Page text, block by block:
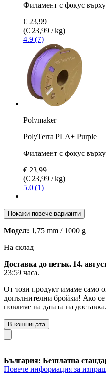
Филамент с фокус върху
€ 23,99
(€ 23,99 / kg)
4.9 (7)
Polymaker
PolyTerra PLA+ Purple
Филамент с фокус върху
€ 23,99
(€ 23,99 / kg)
5.0 (1)
Покажи повече варианти
Модел: 1,75 mm / 1000 g
На склад
Доставка до петък, 14.
23:59 часа.
От този продукт имаме само
допълнителни бройки! Ако
повлияе на датата на доставка.
В кошницата
България: Безплатна
Повече информация за